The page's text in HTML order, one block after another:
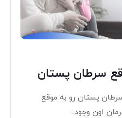
سرطان پستان
پستان رو به موقع
اون وجود...